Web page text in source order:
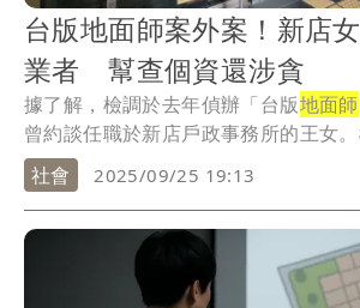
台版地面師案外案！新店
業者 幫查個資還涉貪
據了解，檢調於去年偵辦「台版地面師
曾約談任職於新店戶政事務所的王女。
王女...
社會 2025/09/25 19:13